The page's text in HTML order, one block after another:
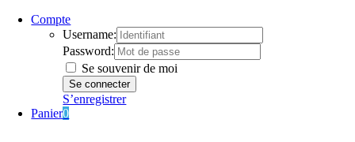
Compte
Username:
Password:
Se souvenir de moi
S’enregistrer
Panier0